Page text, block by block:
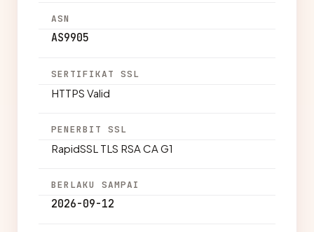
ASN
AS9905
SERTIFIKAT SSL
HTTPS Valid
PENERBIT SSL
RapidSSL TLS RSA CA G1
BERLAKU SAMPAI
2026-09-12